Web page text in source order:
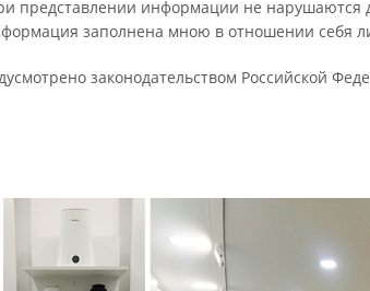
представлении информации не нарушаются
заполнена мною в отношении себя
законодательством Российской